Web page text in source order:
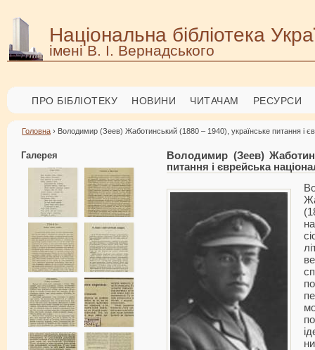
Національна бібліотека
імені В. І. Вернадського
ПРО БІБЛІОТЕКУ НОВИНИ ЧИТАЧАМ РЕСУРСИ
Головна › Володимир (Зеев) Жаботинський (1880 – 1940), українське питання і
Галерея
Володимир (Зеев)
питання і єврейська